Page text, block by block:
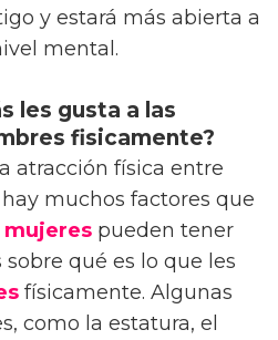
y estará más abierta a
mental.
les gusta a las
fisicamente?
atracción física entre
muchos factores que
mujeres pueden tener
qué es lo que les
físicamente. Algunas
como la estatura, el